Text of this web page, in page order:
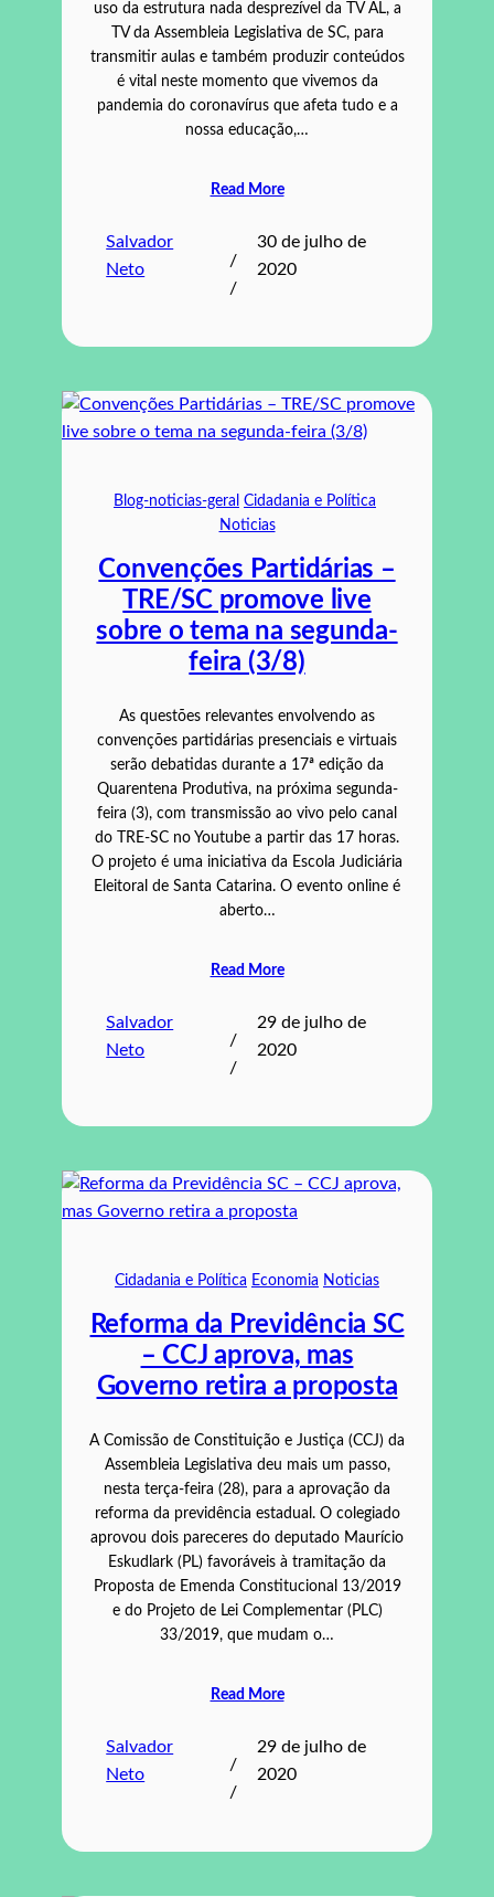
uso da estrutura nada desprezível da TV AL, a
TV da Assembleia Legislativa de SC, para
transmitir aulas e também produzir conteúdos
é vital neste momento que vivemos da
pandemia do coronavírus que afeta tudo e a
nossa educação,…
Read More
Salvador
Neto
/
/
30 de julho de
2020
Blog-noticias-geral Cidadania e Política
Noticias
Convenções Partidárias –
TRE/SC promove live
sobre o tema na segunda-
feira (3/8)
As questões relevantes envolvendo as
convenções partidárias presenciais e virtuais
serão debatidas durante a 17ª edição da
Quarentena Produtiva, na próxima segunda-
feira (3), com transmissão ao vivo pelo canal
do TRE-SC no Youtube a partir das 17 horas.
O projeto é uma iniciativa da Escola Judiciária
Eleitoral de Santa Catarina. O evento online é
aberto…
Read More
Salvador
Neto
/
/
29 de julho de
2020
Cidadania e Política Economia Noticias
Reforma da Previdência SC
– CCJ aprova, mas
Governo retira a proposta
A Comissão de Constituição e Justiça (CCJ) da
Assembleia Legislativa deu mais um passo,
nesta terça-feira (28), para a aprovação da
reforma da previdência estadual. O colegiado
aprovou dois pareceres do deputado Maurício
Eskudlark (PL) favoráveis à tramitação da
Proposta de Emenda Constitucional 13/2019
e do Projeto de Lei Complementar (PLC)
33/2019, que mudam o…
Read More
Salvador
Neto
/
/
29 de julho de
2020